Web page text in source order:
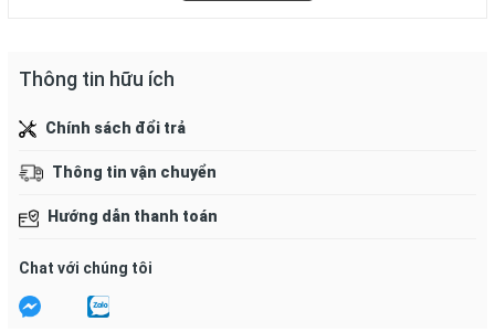
giấy Kraft hay Glassine.
Xuất xứ:  Việt Nam
Đóng  gói: 10 tờ / 1 xấp.
- Tránh xa nguồn nhiệt, dầu mỡ, chất lỏng.
- Tránh để giấy những nơi ẩm thấp hay nơi gần nguồn
Thông tin hữu ích
Chính sách đổi trả
Thông tin vận chuyển
Hướng dẫn thanh toán
Chat với chúng tôi